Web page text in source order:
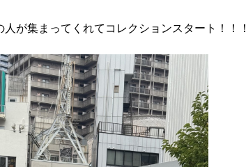
が集まってくれてコレクションスタート！！！